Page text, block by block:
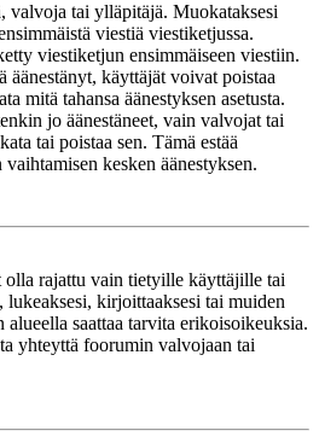
valvoja tai ylläpitäjä. Muokataksesi
viestiä viestiketjussa.
viestiketjun ensimmäiseen viestiin.
äänestänyt, käyttäjät voivat poistaa
mitä tahansa äänestyksen asetusta.
jo äänestäneet, vain valvojat tai
tai poistaa sen. Tämä estää
kesken äänestyksen.
olla rajattu vain tietyille käyttäjille tai
kirjoittaaksesi tai muiden
saattaa tarvita erikoisoikeuksia.
yhteyttä foorumin valvojaan tai